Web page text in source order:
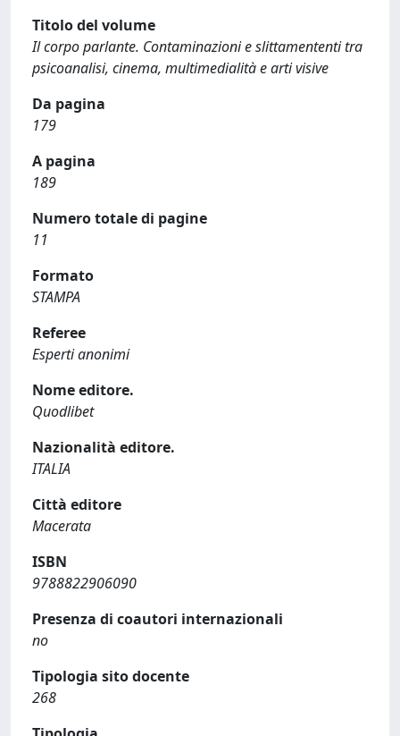
Titolo del volume
Il corpo parlante. Contaminazioni e slittamententi tra
psicoanalisi, cinema, multimedialità e arti visive
Da pagina
179
A pagina
189
Numero totale di pagine
11
Formato
STAMPA
Referee
Esperti anonimi
Nome editore.
Quodlibet
Nazionalità editore.
ITALIA
Città editore
Macerata
ISBN
9788822906090
Presenza di coautori internazionali
no
Tipologia sito docente
268